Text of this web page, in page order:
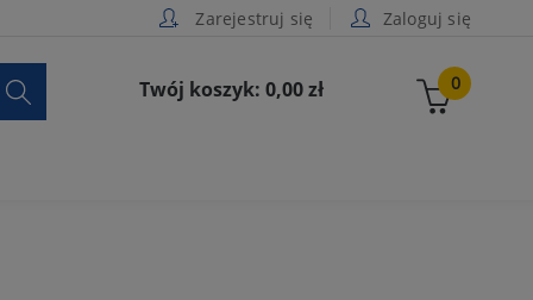
Zarejestruj się Zaloguj się
0
Twój koszyk: 0,00 zł
